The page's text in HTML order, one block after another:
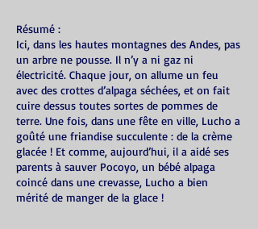
Résumé :
Ici, dans les hautes montagnes des Andes, pas
un arbre ne pousse. Il n’y a ni gaz ni
électricité. Chaque jour, on allume un feu
avec des crottes d’alpaga séchées, et on fait
cuire dessus toutes sortes de pommes de
terre. Une fois, dans une fête en ville, Lucho a
goûté une friandise succulente : de la crème
glacée ! Et comme, aujourd’hui, il a aidé ses
parents à sauver Pocoyo, un bébé alpaga
coincé dans une crevasse, Lucho a bien
mérité de manger de la glace !